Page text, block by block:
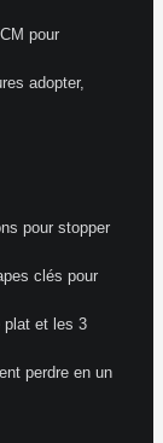
pour
adopter,
pour stopper
clés pour
plat et les 3
perdre en un